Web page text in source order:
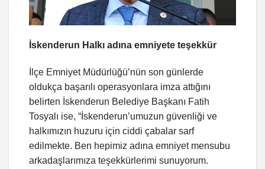
İskenderun Halkı adına emniyete teşekkür
İlçe Emniyet Müdürlüğü’nün son günlerde
oldukça başarılı operasyonlara imza attığını
belirten İskenderun Belediye Başkanı Fatih
Tosyalı ise, “İskenderun’umuzun güvenliği ve
halkımızın huzuru için ciddi çabalar sarf
edilmekte. Ben hepimiz adına emniyet mensubu
arkadaşlarımıza teşekkürlerimi sunuyorum.